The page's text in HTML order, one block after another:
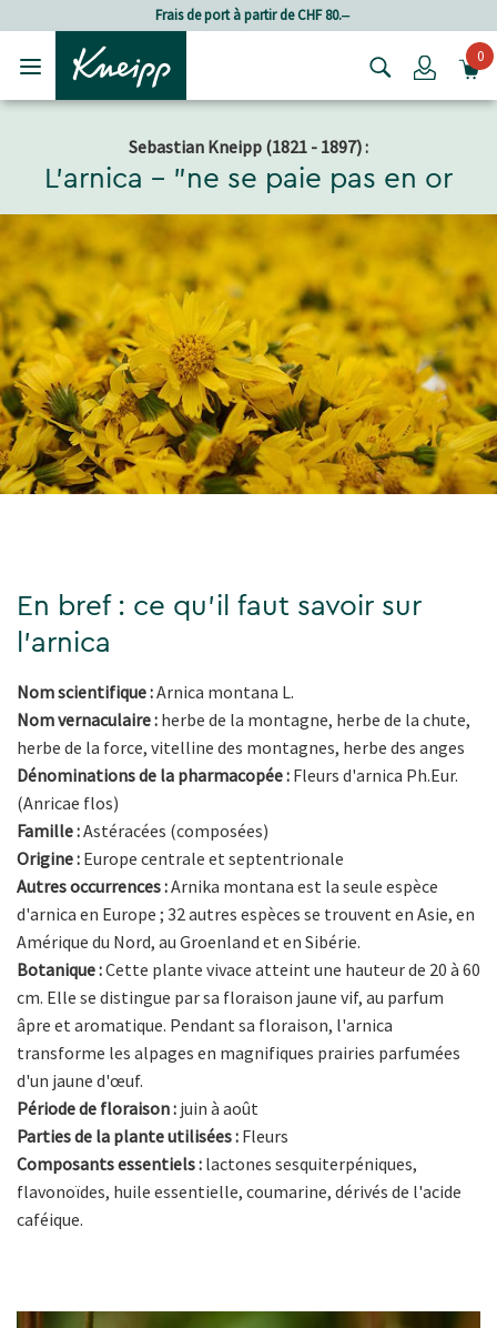
Passer au contenu principal
Passer au contenu du pied de page
Frais de port à partir de CHF 80.‒
Login0
Sebastian Kneipp (1821 - 1897) :
L'arnica - "ne se paie pas en or
En bref : ce qu'il faut savoir sur
l'arnica
Nom scientifique :Arnica montana L.
Nom vernaculaire : herbe de la montagne, herbe de la chute,
herbe de la force, vitelline des montagnes, herbe des anges
Dénominations de la pharmacopée : Fleurs d'arnica Ph.Eur.
(Anricae flos)
Famille :Astéracées (composées)
Origine : Europe centrale et septentrionale
Autres occurrences :Arnika montana est la seule espèce
d'arnica en Europe ; 32 autres espèces se trouvent en Asie, en
Amérique du Nord, au Groenland et en Sibérie.
Botanique :Cette plante vivace atteint une hauteur de 20 à 60
cm. Elle se distingue par sa floraison jaune vif, au parfum
âpre et aromatique. Pendant sa floraison, l'arnica
transforme les alpages en magnifiques prairies parfumées
d'un jaune d'œuf.
Période de floraison : juin à août
Parties de la plante utilisées : Fleurs
Composants essentiels : lactones sesquiterpéniques,
flavonoïdes, huile essentielle, coumarine, dérivés de l'acide
caféique.